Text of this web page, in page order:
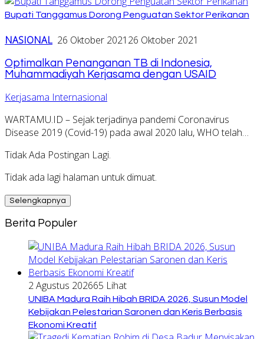
Bupati Tanggamus Dorong Penguatan Sektor Perikanan
NASIONAL 26 Oktober 2021 26 Oktober 2021
Optimalkan Penanganan TB di Indonesia,
Muhammadiyah Kerjasama dengan USAID
Kerjasama Internasional
WARTAMU.ID – Sejak terjadinya pandemi Coronavirus
Disease 2019 (Covid-19) pada awal 2020 lalu, WHO telah…
Tidak Ada Postingan Lagi.
Tidak ada lagi halaman untuk dimuat.
Selengkapnya
Berita Populer
2 Agustus 202665 Lihat
UNIBA Madura Raih Hibah BRIDA 2026, Susun Model
Kebijakan Pelestarian Saronen dan Keris Berbasis
Ekonomi Kreatif